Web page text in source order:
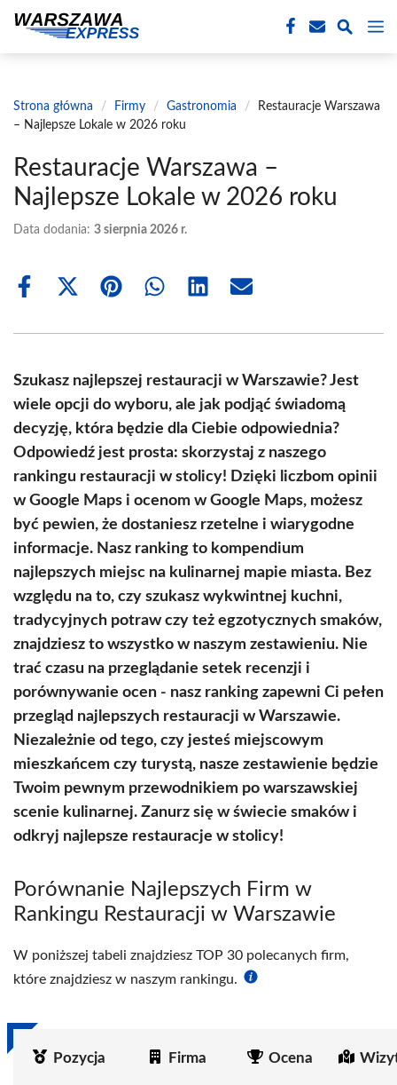
treści
Strona główna / Firmy / Gastronomia /
Restauracje Warszawa
– Najlepsze Lokale w 2026 roku
Restauracje Warszawa –
Najlepsze Lokale w 2026 roku
Data dodania: 3 sierpnia 2026 r.
Share
Share
(Twitter)
Share Share Share Share
Szukasz najlepszej restauracji w Warszawie? Jest
wiele opcji do wyboru, ale jak podjąć świadomą
decyzję, która będzie dla Ciebie odpowiednia?
Odpowiedź jest prosta: skorzystaj z naszego
rankingu restauracji w stolicy! Dzięki liczbom opinii
w Google Maps i ocenom w Google Maps, możesz
być pewien, że dostaniesz rzetelne i wiarygodne
informacje. Nasz ranking to kompendium
najlepszych miejsc na kulinarnej mapie miasta. Bez
względu na to, czy szukasz wykwintnej kuchni,
tradycyjnych potraw czy też egzotycznych smaków,
znajdziesz to wszystko w naszym zestawieniu. Nie
trać czasu na przeglądanie setek recenzji i
porównywanie ocen - nasz ranking zapewni Ci pełen
przegląd najlepszych restauracji w Warszawie.
Niezależnie od tego, czy jesteś miejscowym
mieszkańcem czy turystą, nasze zestawienie będzie
Twoim pewnym przewodnikiem po warszawskiej
scenie kulinarnej. Zanurz się w świecie smaków i
odkryj najlepsze restauracje w stolicy!
Porównanie Najlepszych Firm w
Rankingu Restauracji w Warszawie
W poniższej tabeli znajdziesz TOP 30 polecanych firm,
które znajdziesz w naszym rankingu.
Pozycja Firma Ocena